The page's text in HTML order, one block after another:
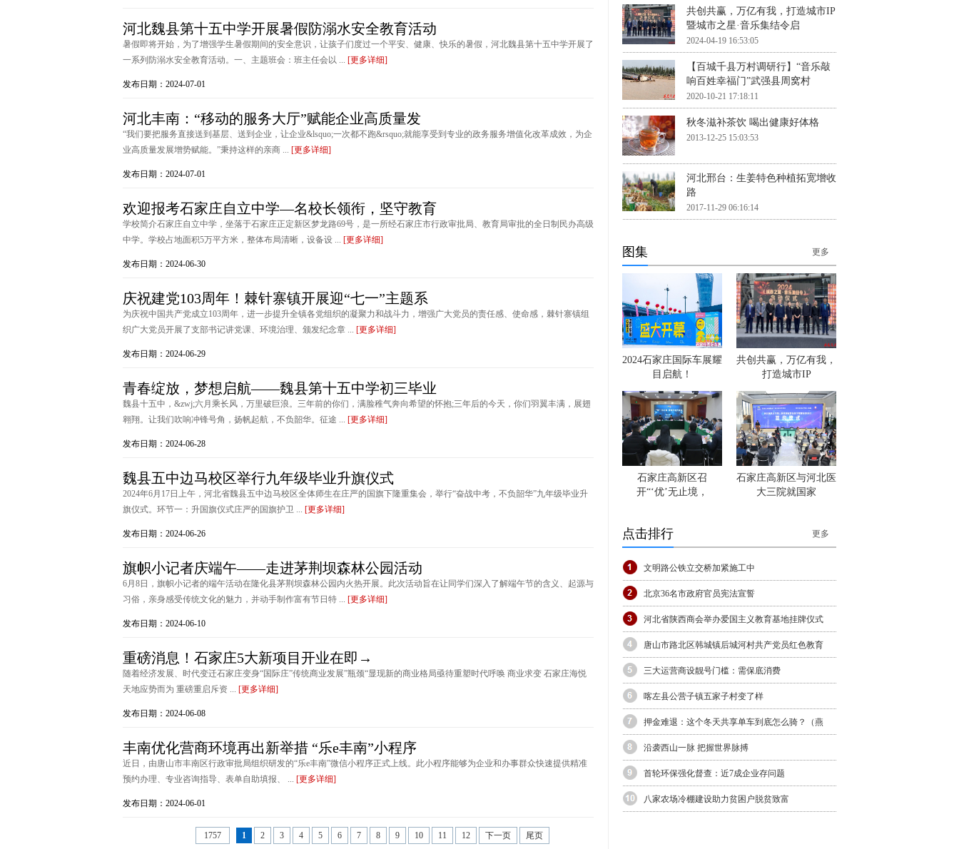
河北魏县第十五中学开展暑假防溺水安全教育活动
暑假即将开始，为了增强学生暑假期间的安全意识，让孩子们度过一个平安、健康、快乐的暑假，河北魏县第十五中学开展了
一系列防溺水安全教育活动。一、主题班会：班主任会以 ... [更多详细]
发布日期：2024-07-01
河北丰南：“移动的服务大厅”赋能企业高质量发
“我们要把服务直接送到基层、送到企业，让企业&lsquo;一次都不跑&rsquo;就能享受到专业的政务服务增值化改革成效，为企
业高质量发展增势赋能。”秉持这样的亲商 ... [更多详细]
发布日期：2024-07-01
欢迎报考石家庄自立中学—名校长领衔，坚守教育
学校简介石家庄自立中学，坐落于石家庄正定新区梦龙路69号，是一所经石家庄市行政审批局、教育局审批的全日制民办高级
中学。学校占地面积5万平方米，整体布局清晰，设备设 ... [更多详细]
发布日期：2024-06-30
庆祝建党103周年！棘针寨镇开展迎“七一”主题系
为庆祝中国共产党成立103周年，进一步提升全镇各党组织的凝聚力和战斗力，增强广大党员的责任感、使命感，棘针寨镇组
织广大党员开展了支部书记讲党课、环境治理、颁发纪念章 ... [更多详细]
发布日期：2024-06-29
青春绽放，梦想启航——魏县第十五中学初三毕业
魏县十五中，&zwj;六月乘长风，万里破巨浪。三年前的你们，满脸稚气奔向希望的怀抱;三年后的今天，你们羽翼丰满，展翅
翱翔。让我们吹响冲锋号角，扬帆起航，不负韶华。征途 ... [更多详细]
发布日期：2024-06-28
魏县五中边马校区举行九年级毕业升旗仪式
2024年6月17日上午，河北省魏县五中边马校区全体师生在庄严的国旗下隆重集会，举行“奋战中考，不负韶华”九年级毕业升
旗仪式。环节一：升国旗仪式庄严的国旗护卫 ... [更多详细]
发布日期：2024-06-26
旗帜小记者庆端午——走进茅荆坝森林公园活动
6月8日，旗帜小记者的端午活动在隆化县茅荆坝森林公园内火热开展。此次活动旨在让同学们深入了解端午节的含义、起源与
习俗，亲身感受传统文化的魅力，并动手制作富有节日特 ... [更多详细]
发布日期：2024-06-10
重磅消息！石家庄5大新项目开业在即→
随着经济发展、时代变迁石家庄变身“国际庄”传统商业发展”瓶颈“显现新的商业格局亟待重塑时代呼唤 商业求变 石家庄海悦
天地应势而为 重磅重启斥资 ... [更多详细]
发布日期：2024-06-08
丰南优化营商环境再出新举措 “乐e丰南”小程序
近日，由唐山市丰南区行政审批局组织研发的“乐e丰南”微信小程序正式上线。此小程序能够为企业和办事群众快速提供精准
预约办理、专业咨询指导、表单自助填报、 ... [更多详细]
发布日期：2024-06-01
1757 1 2 3 4 5 6 7 8 9 10 11 12 下一页 尾页
共创共赢，万亿有我，打造城市IP
暨城市之星·音乐集结令启
2024-04-19 16:53:05
【百城千县万村调研行】“音乐敲
响百姓幸福门”武强县周窝村
2020-10-21 17:18:11
秋冬滋补茶饮 喝出健康好体格
2013-12-25 15:03:53
河北邢台：生姜特色种植拓宽增收
路
2017-11-29 06:16:14
图集 更多
2024石家庄国际车展耀
目启航！
共创共赢，万亿有我，
打造城市IP
石家庄高新区召
开“‘优’无止境，
石家庄高新区与河北医
大三院就国家
点击排行 更多
文明路公铁立交桥加紧施工中
北京36名市政府官员宪法宣誓
河北省陕西商会举办爱国主义教育基地挂牌仪式
唐山市路北区韩城镇后城河村共产党员红色教育
三大运营商设靓号门槛：需保底消费
喀左县公营子镇五家子村变了样
押金难退：这个冬天共享单车到底怎么骑？（燕
沿袭西山一脉 把握世界脉搏
首轮环保强化督查：近7成企业存问题
八家农场冷棚建设助力贫困户脱贫致富